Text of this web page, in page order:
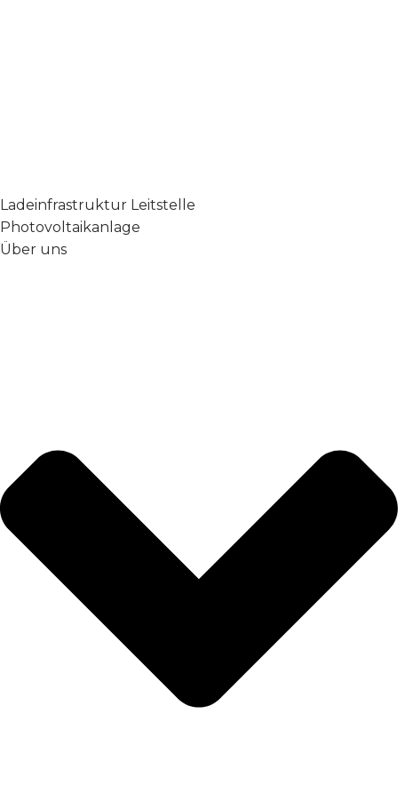
Ladeinfrastruktur Leitstelle
Photovoltaikanlage
Über uns